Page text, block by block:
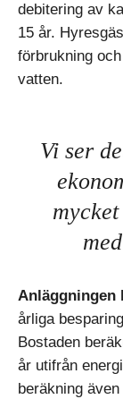
debitering av
15 år.
förbrukning
vatten.
Vi ser
Anläggningen
årliga
Bostaden
år utifrån
beräkning